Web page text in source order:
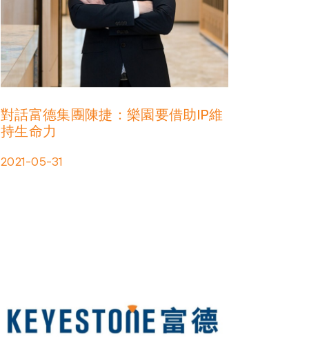
對話富德集團陳捷：樂園要借助IP維
持生命力
2021-05-31